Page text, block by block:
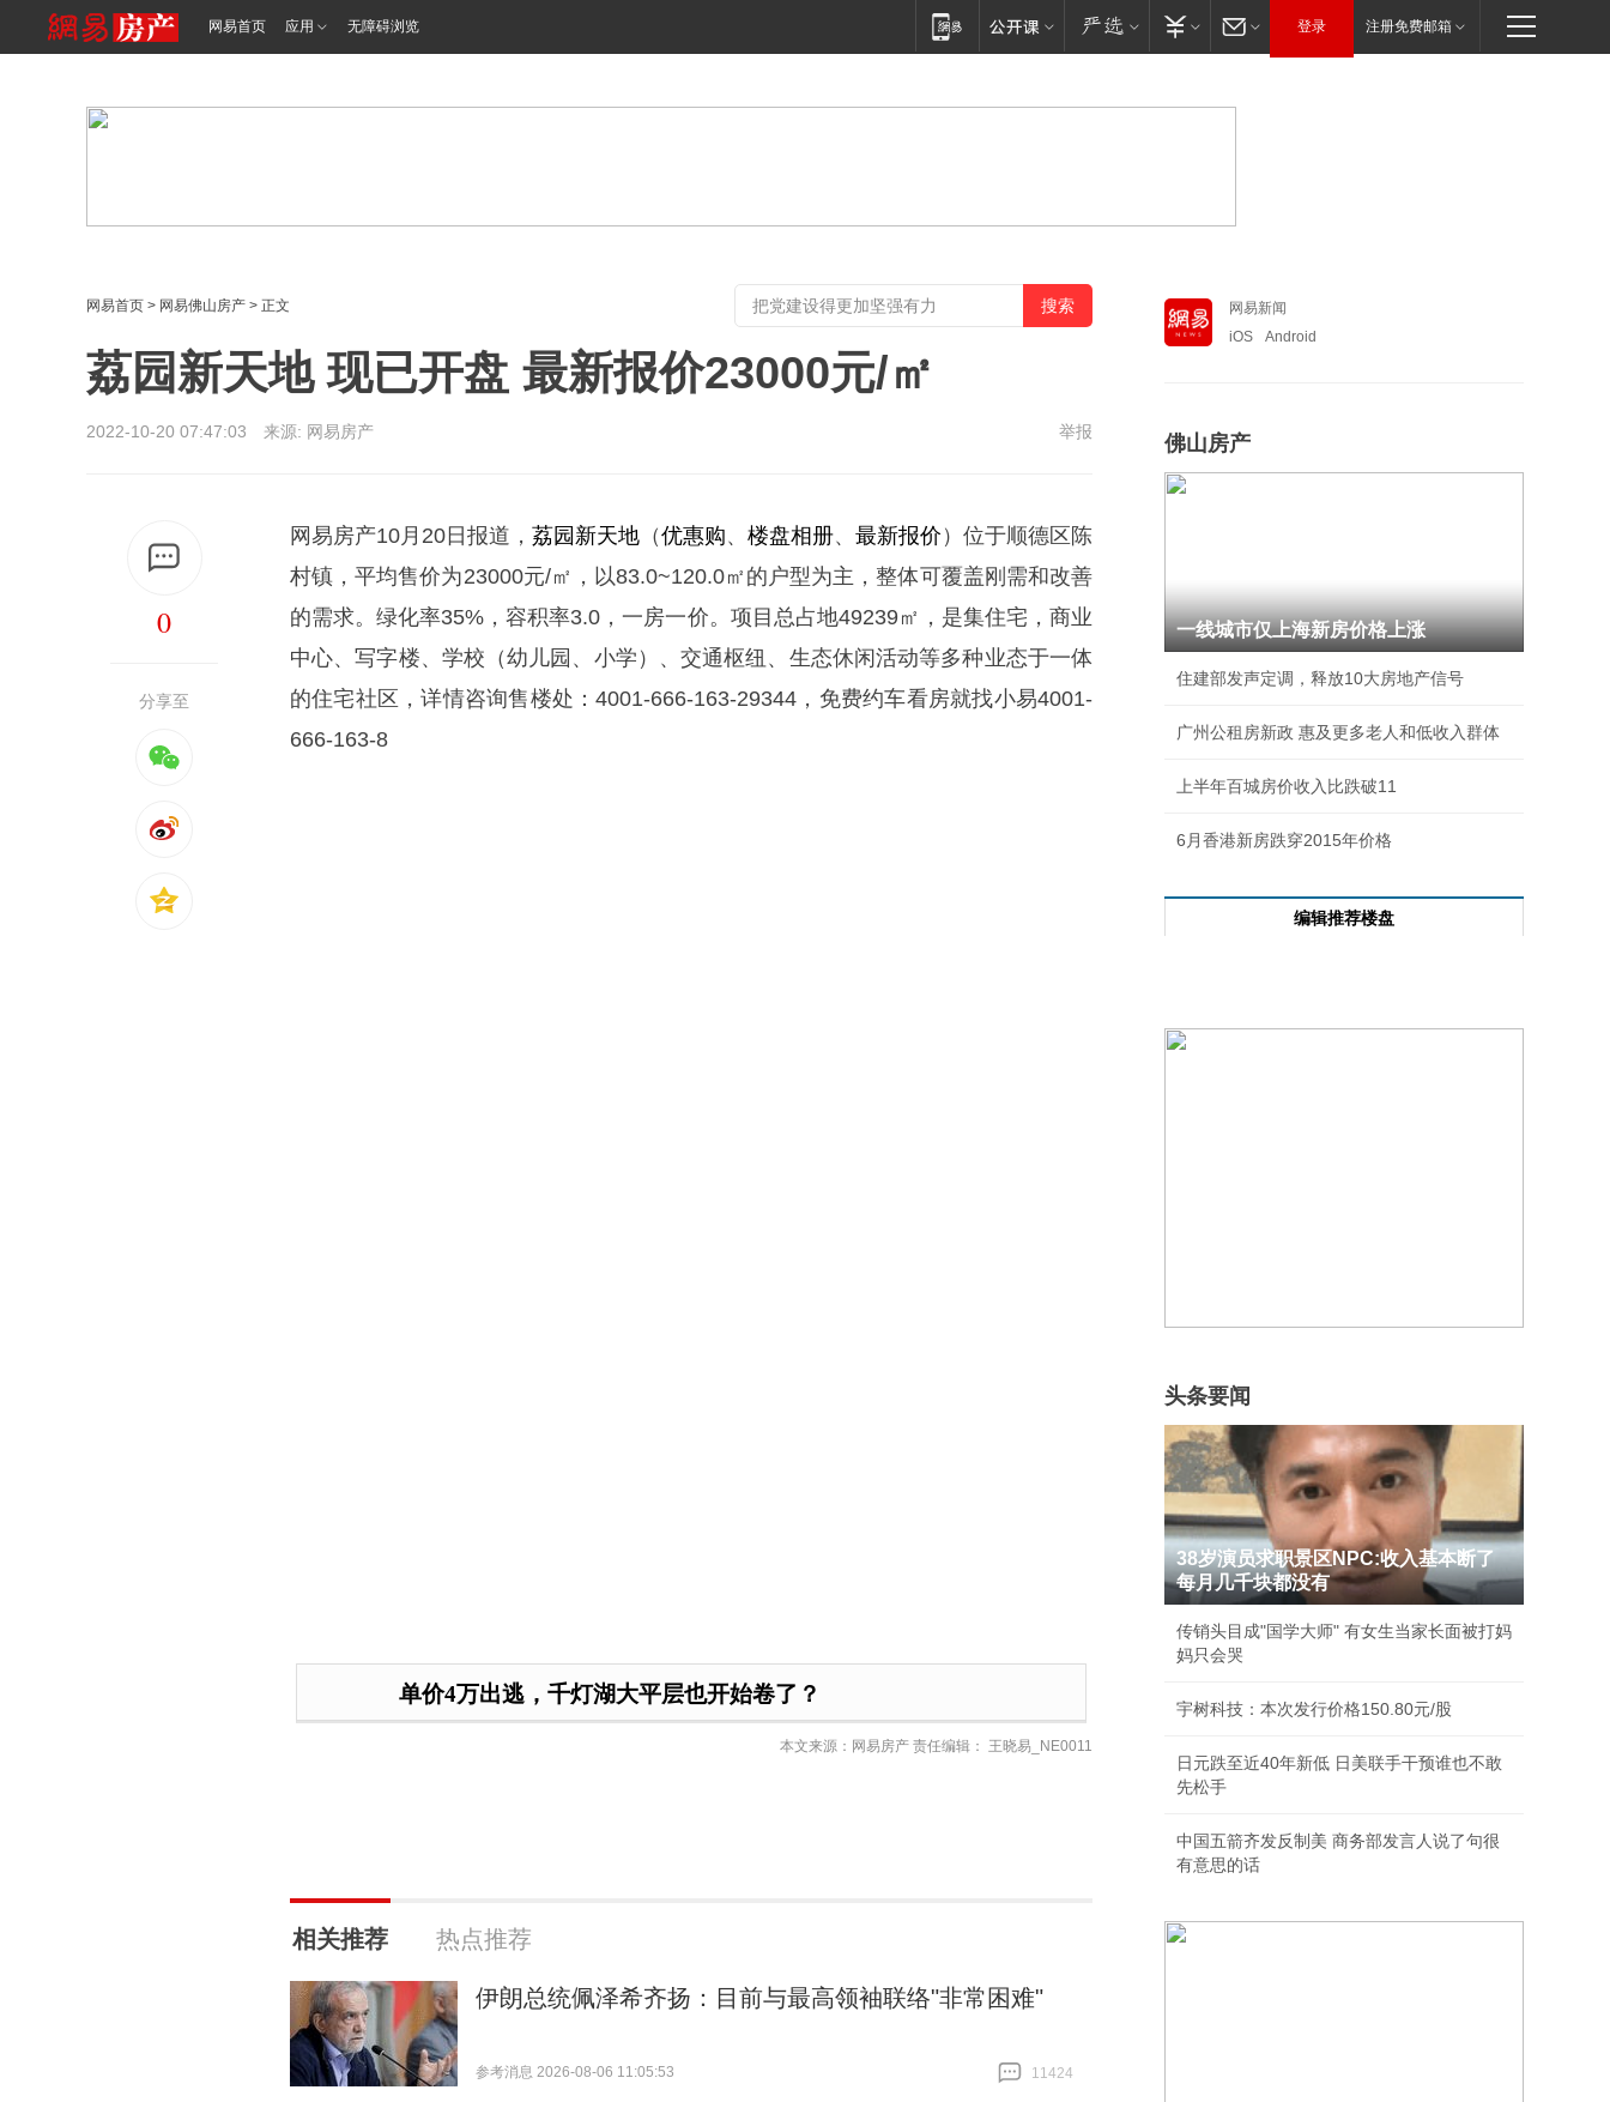
网易首页 应用 无障碍浏览 登录 注册免费邮箱
网易首页 > 网易佛山房产 > 正文
荔园新天地 现已开盘 最新报价23000元/㎡
2022-10-20 07:47:03 来源: 网易房产 举报
0
分享至
网易房产10月20日报道， 荔园新天地 （优惠购、 楼盘相册、 最新报价 ）位于顺德区陈
村镇，平均售价为23000元/㎡，以83.0~120.0㎡的户型为主，整体可覆盖刚需和改善
的需求。绿化率35%，容积率3.0，一房一价。项目总占地49239㎡，是集住宅，商业
中心、写字楼、学校（幼儿园、小学）、交通枢纽、生态休闲活动等多种业态于一体
的住宅社区，详情咨询售楼处：4001-666-163-29344，免费约车看房就找小易4001-
666-163-8
单价4万出逃，千灯湖大平层也开始卷了？
本文来源：网易房产 责任编辑： 王晓易_NE0011
相关推荐 热点推荐
伊朗总统佩泽希齐扬：目前与最高领袖联络"非常困难"
参考消息 2026-08-06 11:05:53
11424
网易新闻
iOS
Android
佛山房产
一线城市仅上海新房价格上涨
住建部发声定调，释放10大房地产信号
广州公租房新政 惠及更多老人和低收入群体
上半年百城房价收入比跌破11
6月香港新房跌穿2015年价格
编辑推荐楼盘
头条要闻
38岁演员求职景区NPC:收入基本断了
每月几千块都没有
传销头目成"国学大师" 有女生当家长面被打妈
妈只会哭
宇树科技：本次发行价格150.80元/股
日元跌至近40年新低 日美联手干预谁也不敢
先松手
中国五箭齐发反制美 商务部发言人说了句很
有意思的话